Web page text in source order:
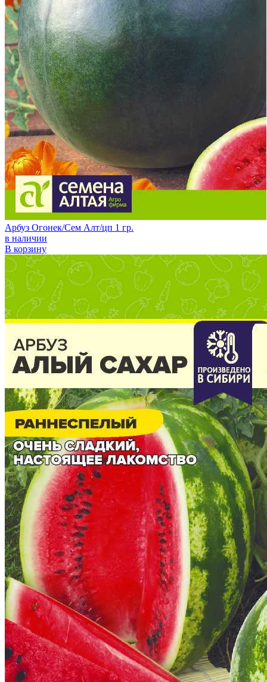
Арбуз Огонек/Сем Алт/цп 1 гр.
в наличии
В корзину